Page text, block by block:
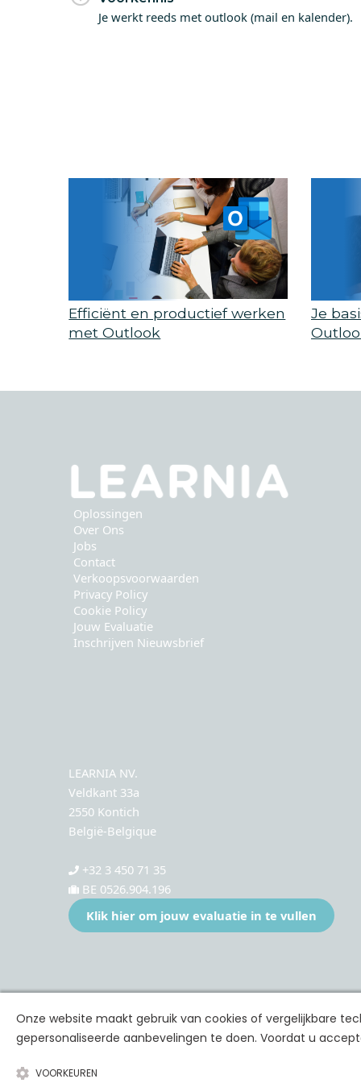
Je werkt reeds met outlook (mail en kalender).
Efficiënt en productief werken
met Outlook
Je
Oplossingen
Over Ons
Jobs
Contact
Verkoopsvoorwaarden
Privacy Policy
Cookie Policy
Jouw Evaluatie
Inschrijven Nieuwsbrief
LEARNIA NV.
Veldkant 33a
2550 Kontich
België-Belgique
+32 3 450 71 35
BE 0526.904.196
Klik hier om jouw evaluatie in te vullen
Onze website maakt gebruik van cookies of vergelijkbare
gepersonaliseerde aanbevelingen te doen. Voordat u
VOORKEUREN